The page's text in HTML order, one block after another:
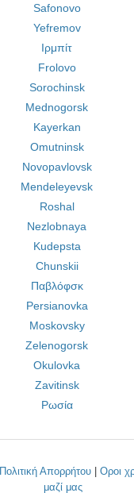
Safonovo
Yefremov
Ιρμπίτ
Frolovo
Sorochinsk
Mednogorsk
Kayerkan
Omutninsk
Novopavlovsk
Mendeleyevsk
Roshal
Nezlobnaya
Kudepsta
Chunskii
Παβλόφσκ
Persianovka
Moskovsky
Zelenogorsk
Okulovka
Zavitinsk
Ρωσία
Πολιτική Απορρήτου| Οροι
μαζί μας